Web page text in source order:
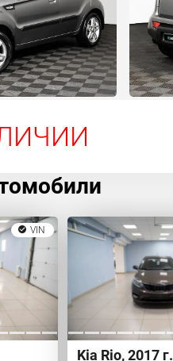
VIN
Kia Rio, 2017 г.